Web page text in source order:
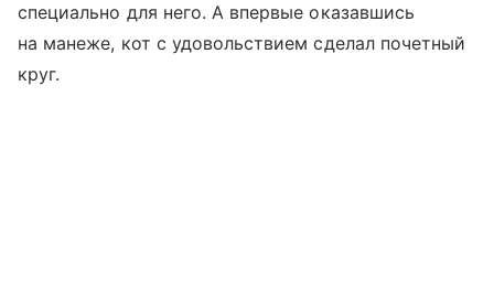
специально для него. А впервые оказавшись
на манеже, кот с удовольствием сделал почетный
круг.